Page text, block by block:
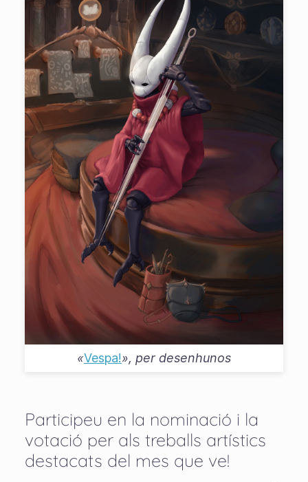
«Vespa!», per desenhunos
Participeu en la nominació i la
votació per als treballs artístics
destacats del mes que ve!